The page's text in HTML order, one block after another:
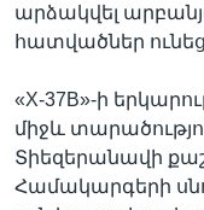
արձակվել
հատվածներ
«X-37B»-ի
միջև
Տիեզերանավի
Համակարգերի